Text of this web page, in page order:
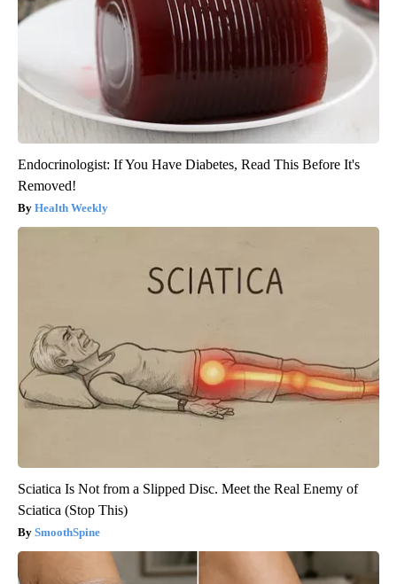
Endocrinologist: If You Have Diabetes, Read This Before It's
Removed!
Health Weekly
Sciatica Is Not from a Slipped Disc. Meet the Real Enemy of
Sciatica (Stop This)
SmoothSpine